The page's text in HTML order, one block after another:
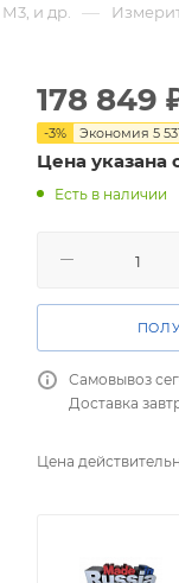
и др. —
178 849
-3% Экономия 5
Цена указана
Есть в наличии
Самовывоз
Доставка
Цена